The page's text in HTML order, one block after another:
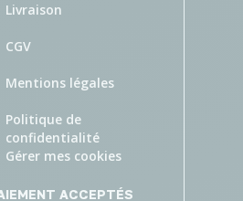
Livraison
CGV
Mentions légales
Politique de
confidentialité
Gérer mes cookies
ACCEPTÉS